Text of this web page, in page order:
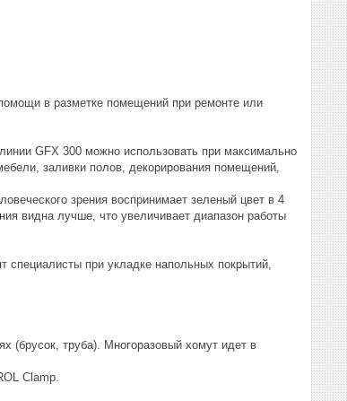
в разметке помещений при ремонте или
GFX 300 можно использовать при максимально
заливки полов, декорирования помещений,
зрения воспринимает зеленый цвет в 4
видна лучше, что увеличивает диапазон работы
специалисты при укладке напольных покрытий,
(брусок, труба). Многоразовый хомут идет в
Clamp.